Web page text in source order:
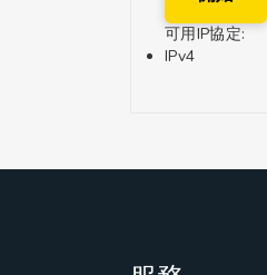
可用IP協定:
IPv4